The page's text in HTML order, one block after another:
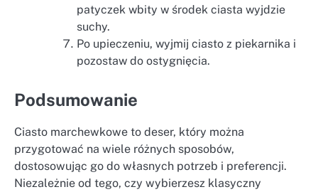
patyczek wbity w środek ciasta wyjdzie
suchy.
Po upieczeniu, wyjmij ciasto z piekarnika i
pozostaw do ostygnięcia.
Podsumowanie
Ciasto marchewkowe to deser, który można
przygotować na wiele różnych sposobów,
dostosowując go do własnych potrzeb i preferencji.
Niezależnie od tego, czy wybierzesz klasyczny